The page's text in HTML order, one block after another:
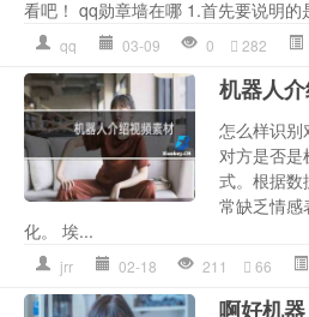
看吧！ qq勋章墙在哪 1.首先要说明的
qq 03-09 0 282
机器人
怎么样识别
对方是否
式。根据数
常缺乏情感
化。 埃...
jrr 02-18 211 66
啊好机